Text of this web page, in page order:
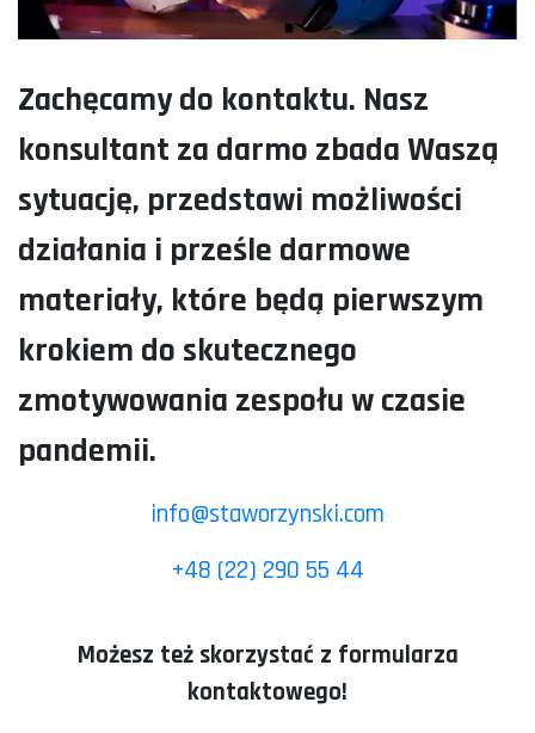
Zachęcamy do kontaktu. Nasz
konsultant za darmo zbada Waszą
sytuację, przedstawi możliwości
działania i prześle darmowe
materiały, które będą pierwszym
krokiem do skutecznego
zmotywowania zespołu w czasie
pandemii.
info@staworzynski.com
+48 (22) 290 55 44
Możesz też skorzystać z formularza
kontaktowego!